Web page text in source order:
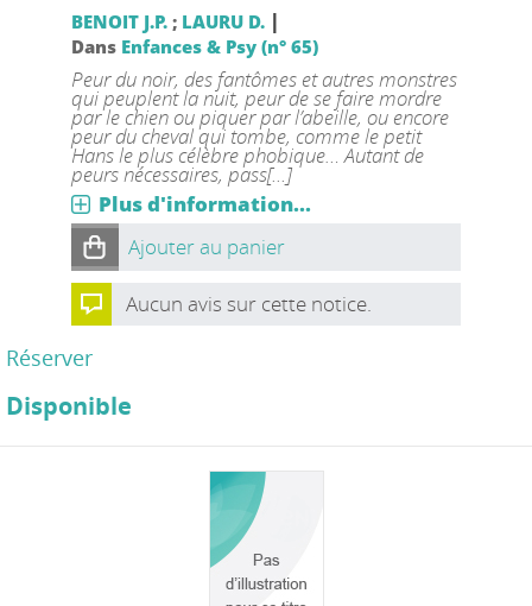
BENOIT J.P.; LAURU D. |
Dans Enfances & Psy (n° 65)
Peur du noir, des fantômes et autres monstres
qui peuplent la nuit, peur de se faire mordre
par le chien ou piquer par l’abeille, ou encore
peur du cheval qui tombe, comme le petit
Hans le plus célèbre phobique… Autant de
peurs nécessaires, pass[...]
Plus d'information...
Ajouter au panier
Aucun avis sur cette notice.
Réserver
Disponible